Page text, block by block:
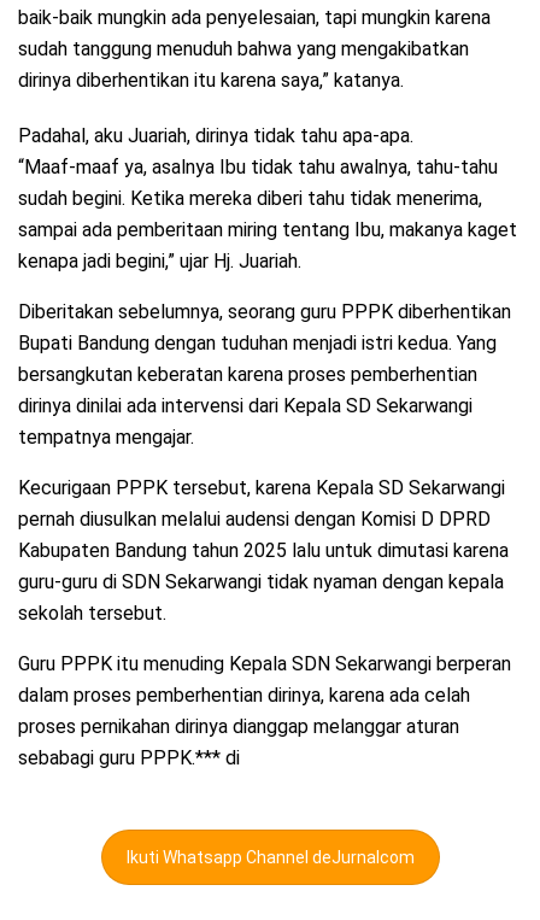
baik-baik mungkin ada penyelesaian, tapi mungkin karena
sudah tanggung menuduh bahwa yang mengakibatkan
dirinya diberhentikan itu karena saya,” katanya.
Padahal, aku Juariah, dirinya tidak tahu apa-apa.
“Maaf-maaf ya, asalnya Ibu tidak tahu awalnya, tahu-tahu
sudah begini. Ketika mereka diberi tahu tidak menerima,
sampai ada pemberitaan miring tentang Ibu, makanya kaget
kenapa jadi begini,” ujar Hj. Juariah.
Diberitakan sebelumnya, seorang guru PPPK diberhentikan
Bupati Bandung dengan tuduhan menjadi istri kedua. Yang
bersangkutan keberatan karena proses pemberhentian
dirinya dinilai ada intervensi dari Kepala SD Sekarwangi
tempatnya mengajar.
Kecurigaan PPPK tersebut, karena Kepala SD Sekarwangi
pernah diusulkan melalui audensi dengan Komisi D DPRD
Kabupaten Bandung tahun 2025 lalu untuk dimutasi karena
guru-guru di SDN Sekarwangi tidak nyaman dengan kepala
sekolah tersebut.
Guru PPPK itu menuding Kepala SDN Sekarwangi berperan
dalam proses pemberhentian dirinya, karena ada celah
proses pernikahan dirinya dianggap melanggar aturan
sebabagi guru PPPK.*** di
Ikuti Whatsapp Channel deJurnalcom